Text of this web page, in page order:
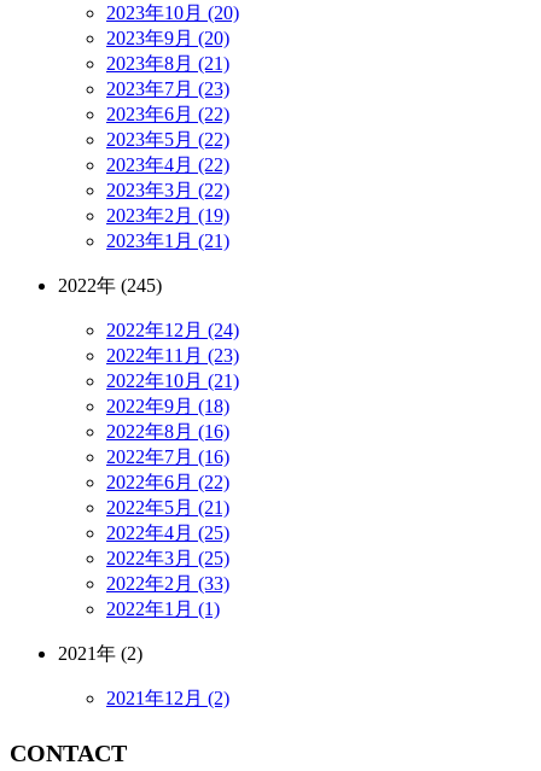
2023年10月 (20)
2023年9月 (20)
2023年8月 (21)
2023年7月 (23)
2023年6月 (22)
2023年5月 (22)
2023年4月 (22)
2023年3月 (22)
2023年2月 (19)
2023年1月 (21)
2022年 (245)
2022年12月 (24)
2022年11月 (23)
2022年10月 (21)
2022年9月 (18)
2022年8月 (16)
2022年7月 (16)
2022年6月 (22)
2022年5月 (21)
2022年4月 (25)
2022年3月 (25)
2022年2月 (33)
2022年1月 (1)
2021年 (2)
2021年12月 (2)
CONTACT